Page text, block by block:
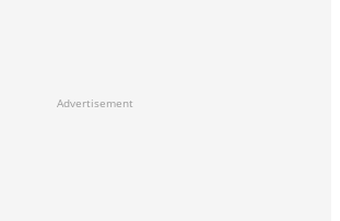
Advertisement